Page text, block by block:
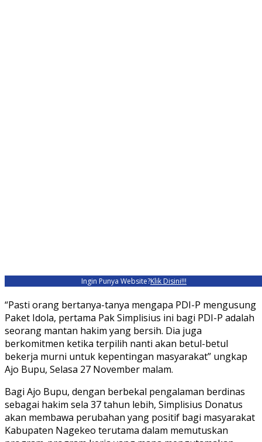
Ingin Punya Website?Klik Disini!!!
“Pasti orang bertanya-tanya mengapa PDI-P mengusung
Paket Idola, pertama Pak Simplisius ini bagi PDI-P adalah
seorang mantan hakim yang bersih. Dia juga
berkomitmen ketika terpilih nanti akan betul-betul
bekerja murni untuk kepentingan masyarakat” ungkap
Ajo Bupu, Selasa 27 November malam.
Bagi Ajo Bupu, dengan berbekal pengalaman berdinas
sebagai hakim sela 37 tahun lebih, Simplisius Donatus
akan membawa perubahan yang positif bagi masyarakat
Kabupaten Nagekeo terutama dalam memutuskan